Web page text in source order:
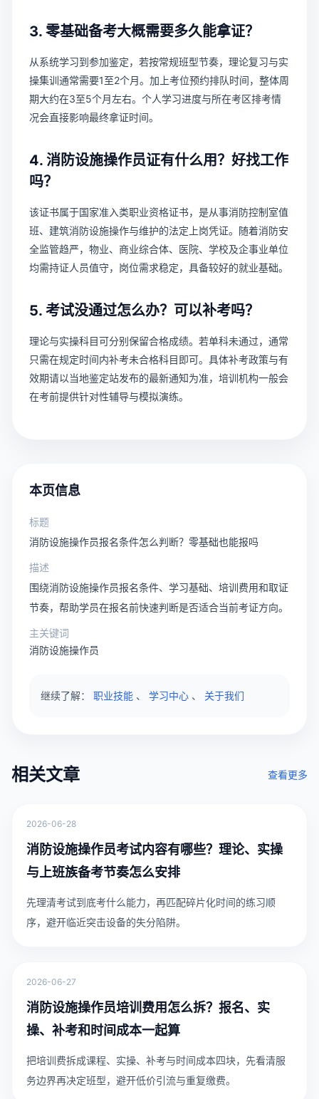
3. 零基础备考大概需要多久能拿证？
从系统学习到参加鉴定，若按常规班型节奏，理论复习与实
操集训通常需要1至2个月。加上考位预约排队时间，整体周
期大约在3至5个月左右。个人学习进度与所在考区排考情
况会直接影响最终拿证时间。
4. 消防设施操作员证有什么用？好找工作
吗？
该证书属于国家准入类职业资格证书，是从事消防控制室值
班、建筑消防设施操作与维护的法定上岗凭证。随着消防安
全监管趋严，物业、商业综合体、医院、学校及企事业单位
均需持证人员值守，岗位需求稳定，具备较好的就业基础。
5. 考试没通过怎么办？可以补考吗？
理论与实操科目可分别保留合格成绩。若单科未通过，通常
只需在规定时间内补考未合格科目即可。具体补考政策与有
效期请以当地鉴定站发布的最新通知为准，培训机构一般会
在考前提供针对性辅导与模拟演练。
本页信息
标题
消防设施操作员报名条件怎么判断？零基础也能报吗
描述
围绕消防设施操作员报名条件、学习基础、培训费用和取证
节奏，帮助学员在报名前快速判断是否适合当前考证方向。
主关键词
消防设施操作员
继续了解： 职业技能 、 学习中心 、 关于我们
相关文章 查看更多
2026-06-28
消防设施操作员考试内容有哪些？理论、实操
与上班族备考节奏怎么安排
先理清考试到底考什么能力，再匹配碎片化时间的练习顺
序，避开临近突击设备的失分陷阱。
2026-06-27
消防设施操作员培训费用怎么拆？报名、实
操、补考和时间成本一起算
把培训费拆成课程、实操、补考与时间成本四块，先看清服
务边界再决定班型，避开低价引流与重复缴费。